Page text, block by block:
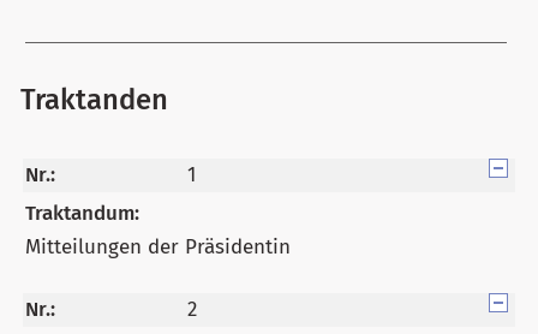
Traktanden
Nr.:
1
Traktandum:
Mitteilungen der Präsidentin
Nr.:
2